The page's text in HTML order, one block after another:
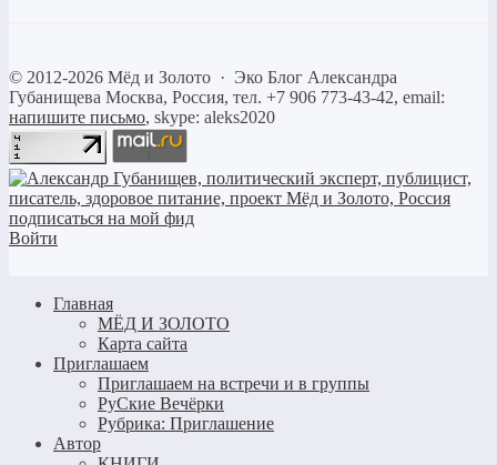
© 2012-2026 Мёд и Золото · Эко Блог Александра
Губанищева Москва, Россия, тел. +7 906 773-43-42, email:
напишите письмо, skype: aleks2020
Войти
Главная
МЁД И ЗОЛОТО
Карта сайта
Приглашаем
Приглашаем на встречи и в группы
РуСкие Вечёрки
Рубрика: Приглашение
Автор